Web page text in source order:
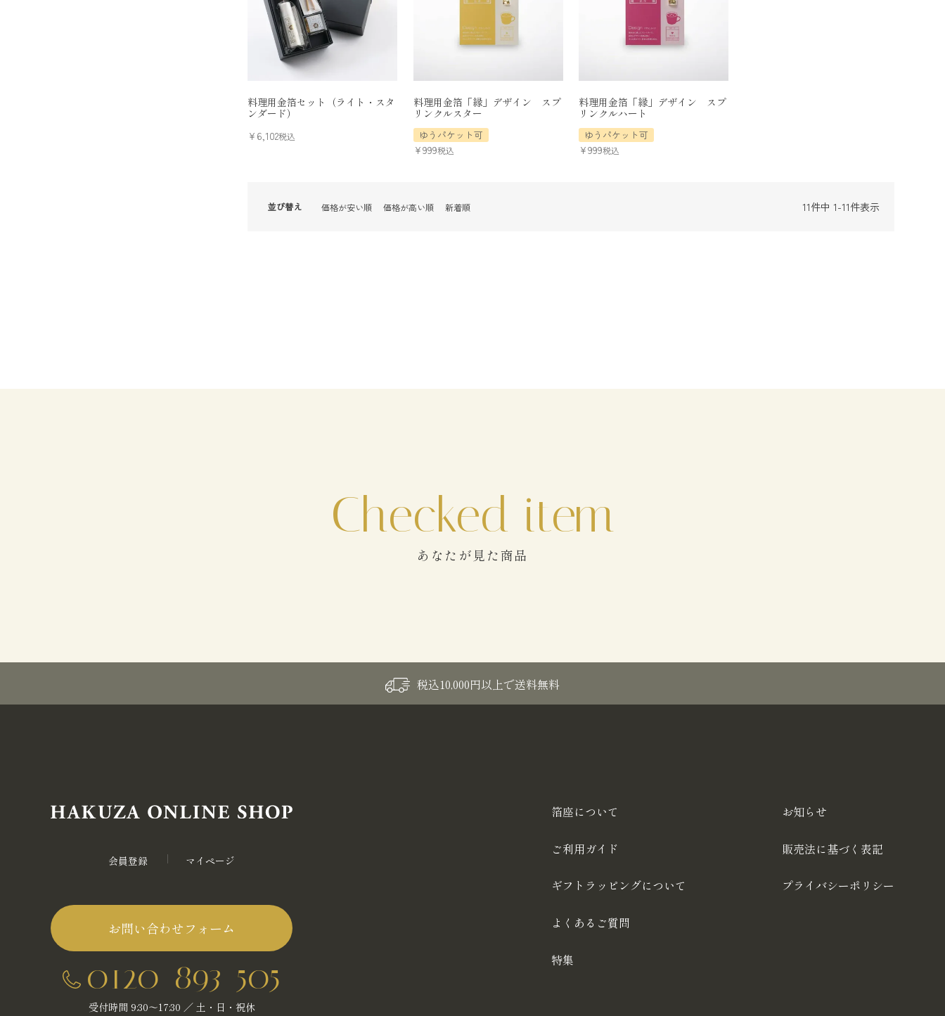
料理用金箔セット（ライト・スタ
ンダード）
¥ 6,102税込
料理用金箔「縁」デザイン スプ
リンクルスター
ゆうパケット可
¥999税込
料理用金箔「縁」デザイン スプ
リンクルハート
ゆうパケット可
¥999税込
並び替え 価格が安い順 価格が高い順 新着順 11件中 1-11件表示
あなたが見た商品
税込10,000円以上で送料無料
会員登録 マイページ
お問い合わせフォーム
0120-893-505
受付時間 9:30～17:30 ／ 土・日・祝休
箔座について
ご利用ガイド
ギフトラッピングについて
よくあるご質問
特集
お知らせ
販売法に基づく表記
プライバシーポリシー